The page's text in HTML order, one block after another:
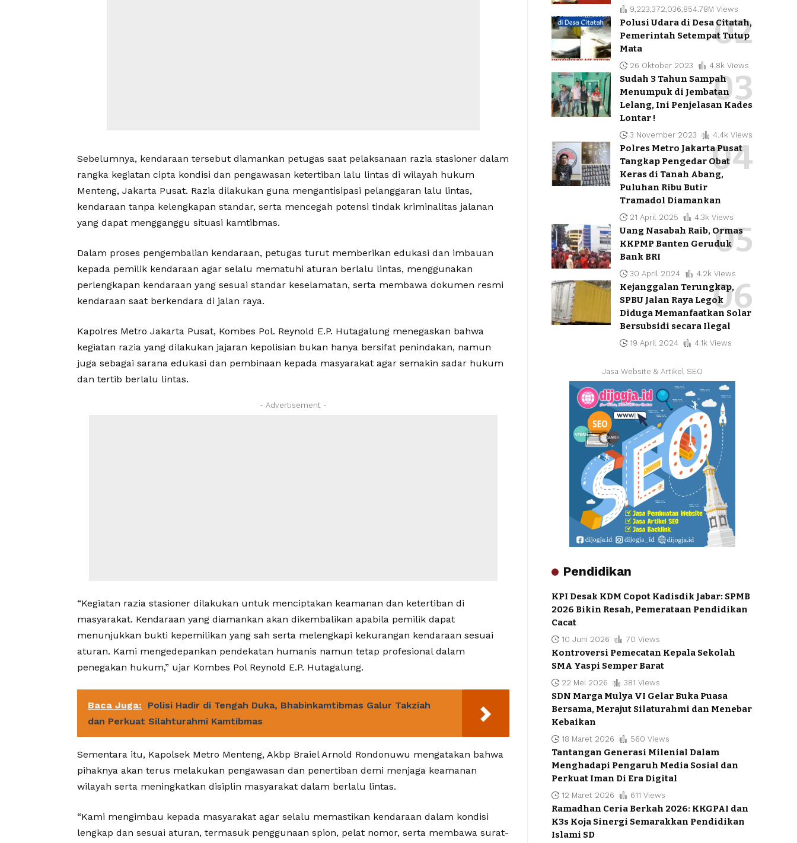
Sebelumnya, kendaraan tersebut diamankan petugas saat pelaksanaan razia stasioner dalam
rangka kegiatan cipta kondisi dan pengawasan ketertiban lalu lintas di wilayah hukum
Menteng, Jakarta Pusat. Razia dilakukan guna mengantisipasi pelanggaran lalu lintas,
kendaraan tanpa kelengkapan standar, serta mencegah potensi tindak kriminalitas jalanan
yang dapat mengganggu situasi kamtibmas.
Dalam proses pengembalian kendaraan, petugas turut memberikan edukasi dan imbauan
kepada pemilik kendaraan agar selalu mematuhi aturan berlalu lintas, menggunakan
perlengkapan kendaraan yang sesuai standar keselamatan, serta membawa dokumen resmi
kendaraan saat berkendara di jalan raya.
Kapolres Metro Jakarta Pusat, Kombes Pol. Reynold E.P. Hutagalung menegaskan bahwa
kegiatan razia yang dilakukan jajaran kepolisian bukan hanya bersifat penindakan, namun
juga sebagai sarana edukasi dan pembinaan kepada masyarakat agar semakin sadar hukum
dan tertib berlalu lintas.
- Advertisement -
“Kegiatan razia stasioner dilakukan untuk menciptakan keamanan dan ketertiban di
masyarakat. Kendaraan yang diamankan akan dikembalikan apabila pemilik dapat
menunjukkan bukti kepemilikan yang sah serta melengkapi kekurangan kendaraan sesuai
aturan. Kami mengedepankan pendekatan humanis namun tetap profesional dalam
penegakan hukum,” ujar Kombes Pol Reynold E.P. Hutagalung.
Baca Juga:
Polisi Hadir di Tengah Duka, Bhabinkamtibmas Galur Takziah
dan Perkuat Silahturahmi Kamtibmas
Sementara itu, Kapolsek Metro Menteng, Akbp Braiel Arnold Rondonuwu mengatakan bahwa
pihaknya akan terus melakukan pengawasan dan penertiban demi menjaga keamanan
wilayah serta meningkatkan disiplin masyarakat dalam berlalu lintas.
“Kami mengimbau kepada masyarakat agar selalu memastikan kendaraan dalam kondisi
lengkap dan sesuai aturan, termasuk penggunaan spion, pelat nomor, serta membawa surat-
9,223,372,036,854.78M Views
Polusi Udara di Desa Citatah,
Pemerintah Setempat Tutup
Mata
26 Oktober 2023 4.8k Views
Sudah 3 Tahun Sampah
Menumpuk di Jembatan
Lelang, Ini Penjelasan Kades
Lontar !
3 November 2023 4.4k Views
Polres Metro Jakarta Pusat
Tangkap Pengedar Obat
Keras di Tanah Abang,
Puluhan Ribu Butir
Tramadol Diamankan
21 April 2025 4.3k Views
Uang Nasabah Raib, Ormas
KKPMP Banten Geruduk
Bank BRI
30 April 2024 4.2k Views
Kejanggalan Terungkap,
SPBU Jalan Raya Legok
Diduga Memanfaatkan Solar
Bersubsidi secara Ilegal
19 April 2024 4.1k Views
Jasa Website & Artikel SEO
Pendidikan
KPI Desak KDM Copot Kadisdik Jabar: SPMB
2026 Bikin Resah, Pemerataan Pendidikan
Cacat
10 Juni 2026 70 Views
Kontroversi Pemecatan Kepala Sekolah
SMA Yaspi Semper Barat
22 Mei 2026 381 Views
SDN Marga Mulya VI Gelar Buka Puasa
Bersama, Merajut Silaturahmi dan Menebar
Kebaikan
18 Maret 2026 560 Views
Tantangan Generasi Milenial Dalam
Menghadapi Pengaruh Media Sosial dan
Perkuat Iman Di Era Digital
12 Maret 2026 611 Views
Ramadhan Ceria Berkah 2026: KKGPAI dan
K3s Koja Sinergi Semarakkan Pendidikan
Islami SD